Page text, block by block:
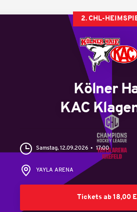
2. CHL-
Kölner
KAC
Samstag, 12.09.2026 17:00
YAYLA ARENA
Tickets ab 18,00